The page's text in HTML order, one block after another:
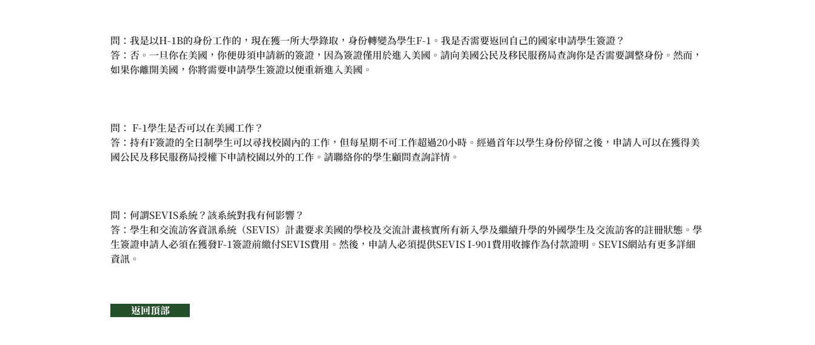
問：我是以H-1B的身份工作的，現在獲一所大學錄取，身份轉變為學生F-1。我是否需要返回自己的國家申請學生簽證？
答：否。一旦你在美國，你便毋須申請新的簽證，因為簽證僅用於進入美國。請向美國公民及移民服務局查詢你是否需要調整身份。然而，
如果你離開美國，你將需要申請學生簽證以便重新進入美國。
問： F-1學生是否可以在美國工作？
答：持有F簽證的全日制學生可以尋找校園內的工作，但每星期不可工作超過20小時。經過首年以學生身份停留之後，申請人可以在獲得美
國公民及移民服務局授權下申請校園以外的工作。請聯絡你的學生顧問查詢詳情。
問：何謂SEVIS系統？該系統對我有何影響？
答：學生和交流訪客資訊系統（SEVIS）計畫要求美國的學校及交流計畫核實所有新入學及繼續升學的外國學生及交流訪客的註冊狀態。學
生簽證申請人必須在獲發F-1簽證前繳付SEVIS費用。然後，申請人必須提供SEVIS I-901費用收據作為付款證明。SEVIS網站有更多詳細
資訊。
返回頂部